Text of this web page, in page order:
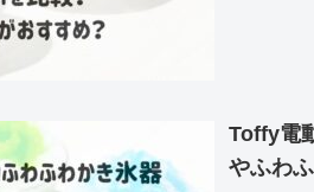
Toffy電
やふわ